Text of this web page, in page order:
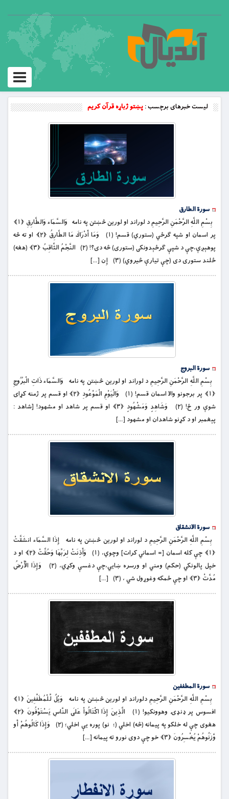
Toggle
لیست خبرهای برچسب :پښتو ژباړه قرآن کریم
سورة الطارق
بِسْمِ اللَّهِ الرَّحْمَنِ الرَّحِيمِ د لوراند او لورین څښتن په نامه وَالسَّمَاء وَالطَّارِقِ ﴿۱﴾
پر اسمان او شپه ګرځي (ستوري) قسم! (۱) وَمَا أَدْرَاكَ مَا الطَّارِقُ ﴿۲﴾ او ته څه
پوهېږې،چې د شپې ګرځېدونكى (ستورى) څه دى؟! (۲) النَّجْمُ الثَّاقِبُ ﴿۳﴾ (هغه)
ځلند ستورى دى (چې تيارې څيروي) (۳) إِن […]
سورة البروج
بِسْمِ اللَّهِ الرَّحْمَنِ الرَّحِيمِ د لوراند او لورین څښتن په نامه وَالسَّمَاء ذَاتِ الْبُرُوجِ
﴿۱﴾ پر برجونو والا اسمان قسم! (۱) وَالْيَوْمِ الْمَوْعُودِ ﴿۲﴾ او قسم پر ژمنه كړاى
شوې ور ځ! (۲) وَشَاهِدٍ وَمَشْهُودٍ ﴿۳﴾ او قسم پر شاهد او مشهود! [شاهد :
پېغمبر او د كړنو شاهدان او مشهود […]
سورة الانشقاق
بِسْمِ اللَّهِ الرَّحْمَنِ الرَّحِيمِ د لوراند او لورین څښتن په نامه إِذَا السَّمَاء انشَقَّتْ
﴿۱﴾ چې کله اسمان [= اسماني كرات] وچوي، (۱) وَأَذِنَتْ لِرَبِّهَا وَحُقَّتْ ﴿۲﴾ او د
خپل پالونكي (حكم) ومني او ورسره ښايي،چې دغسې وکړي، (۲) وَإِذَا الْأَرْضُ
مُدَّتْ ﴿۳﴾ او چې ځمكه وغوړول شي ، (۳) […]
سورة المطففین
بِسْمِ اللَّهِ الرَّحْمَنِ الرَّحِيمِ دلوراند او لورین څښتن په نامه وَيْلٌ لِّلْمُطَفِّفِينَ ﴿۱﴾
افسوس پر ډنډۍ وهوونكيو! (۱) الَّذِينَ إِذَا اكْتَالُواْ عَلَى النَّاسِ يَسْتَوْفُونَ ﴿۲﴾
هغوی چې له خلكو په پيمانه (څه) اخلي (؛ نو) پوره يې اخلي؛ (۲) وَإِذَا كَالُوهُمْ أَو
وَّزَنُوهُمْ يُخْسِرُونَ ﴿۳﴾ خو چې دوی نورو ته پيمانه […]